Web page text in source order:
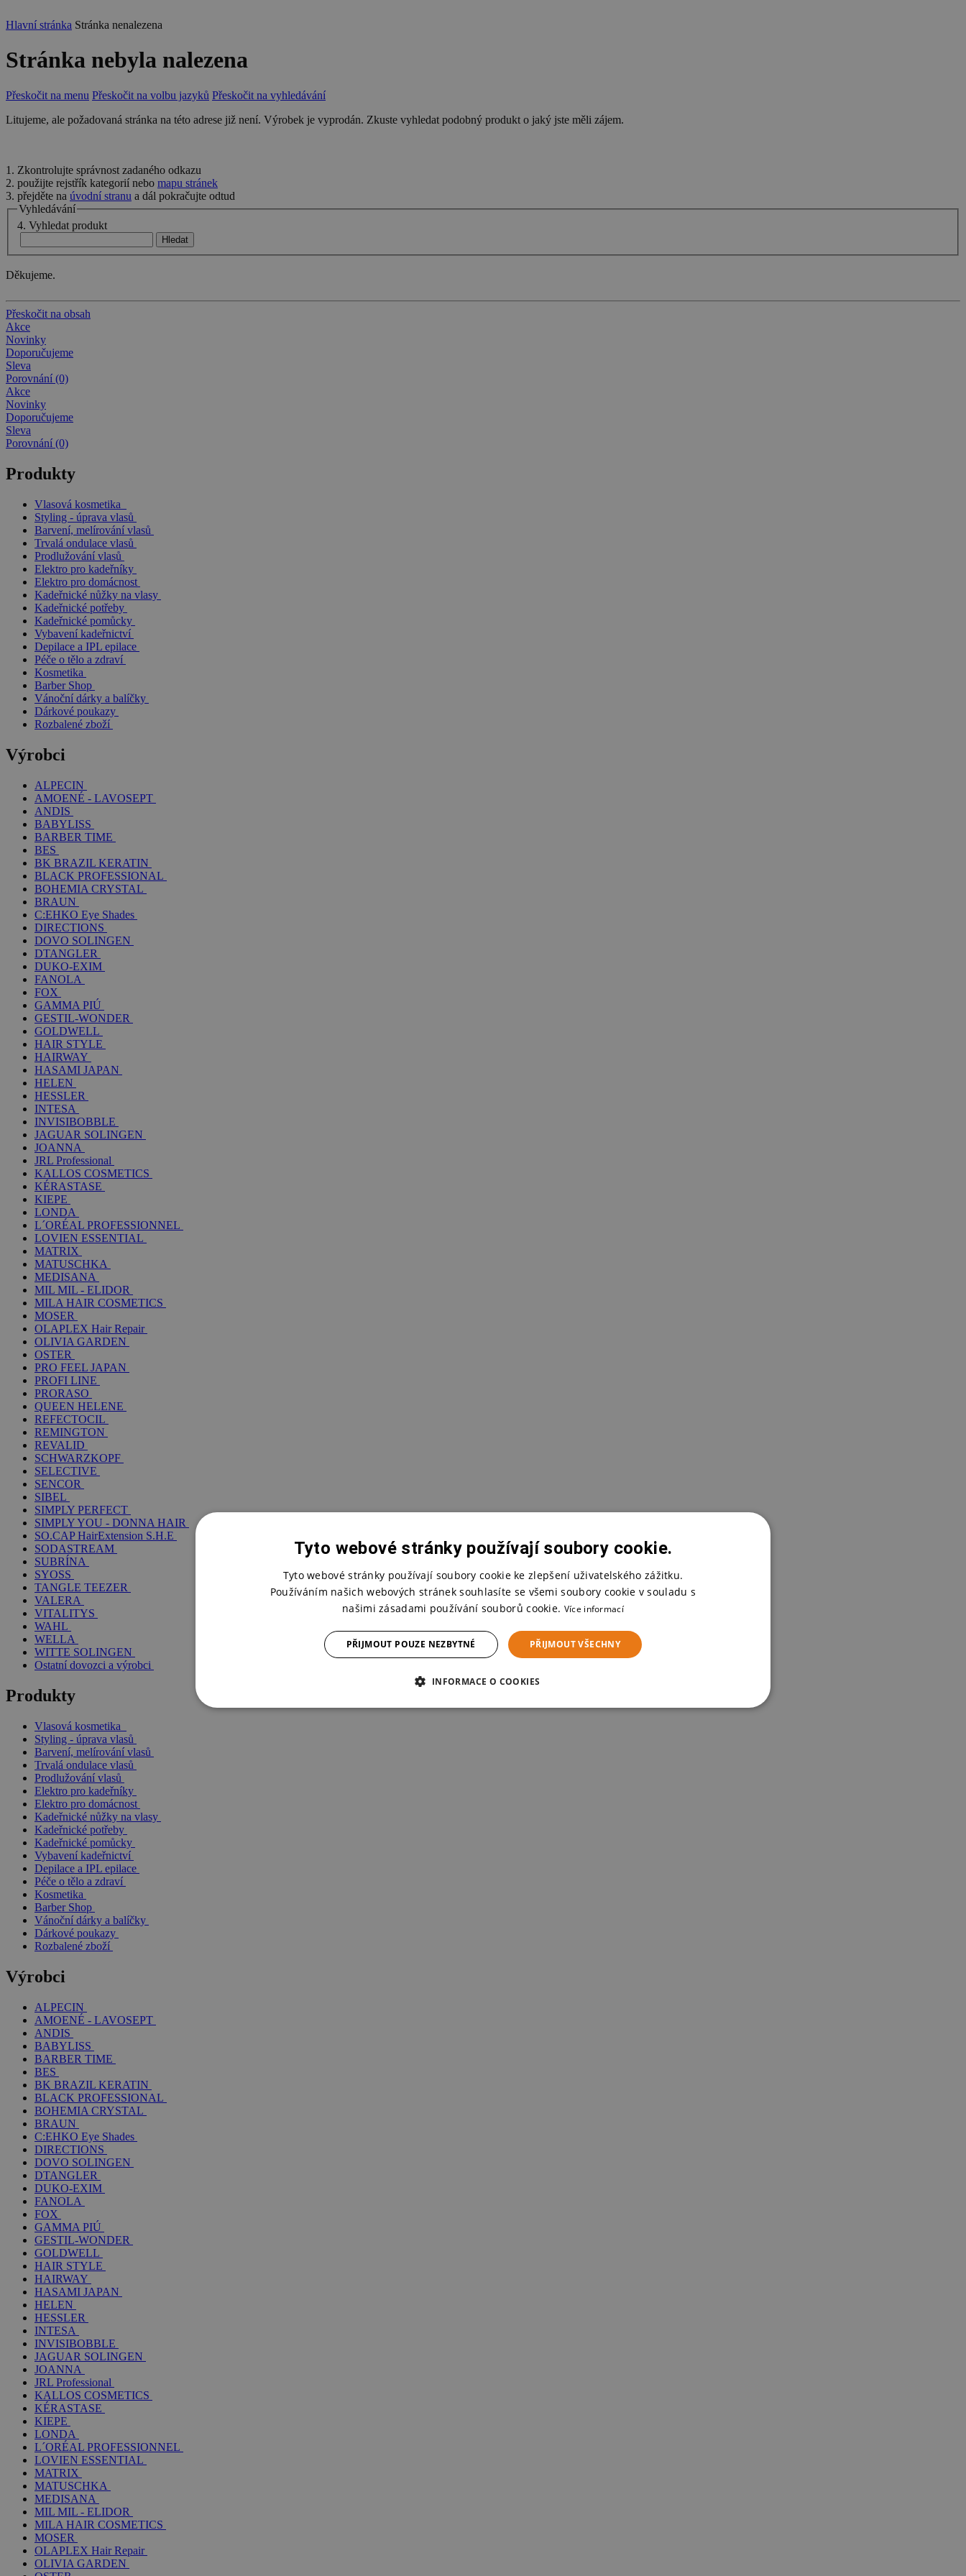
Hlavní stránka Stránka nenalezena
Stránka nebyla nalezena
Přeskočit na menu Přeskočit na volbu jazyků Přeskočit na vyhledávání
Litujeme, ale požadovaná stránka na této adrese již není. Výrobek je vyprodán. Zkuste vyhledat podobný produkt o jaký jste měli zájem.
1. Zkontrolujte správnost zadaného odkazu
2. použijte rejstřík kategorií nebo mapu stránek
3. přejděte na úvodní stranu a dál pokračujte odtud
4. Vyhledat produkt
Vyhledávání
Děkujeme.
Přeskočit na obsah
Akce
Novinky
Doporučujeme
Sleva
Porovnání (0)
Akce
Novinky
Doporučujeme
Sleva
Porovnání (0)
Produkty
Vlasová kosmetika
Styling - úprava vlasů
Barvení, melírování vlasů
Trvalá ondulace vlasů
Prodlužování vlasů
Elektro pro kadeřníky
Elektro pro domácnost
Kadeřnické nůžky na vlasy
Kadeřnické potřeby
Kadeřnické pomůcky
Vybavení kadeřnictví
Depilace a IPL epilace
Péče o tělo a zdraví
Kosmetika
Barber Shop
Vánoční dárky a balíčky
Dárkové poukazy
Rozbalené zboží
Výrobci
ALPECIN
AMOENÉ - LAVOSEPT
ANDIS
BABYLISS
BARBER TIME
BES
BK BRAZIL KERATIN
BLACK PROFESSIONAL
BOHEMIA CRYSTAL
BRAUN
C:EHKO Eye Shades
DIRECTIONS
DOVO SOLINGEN
DTANGLER
DUKO-EXIM
FANOLA
FOX
GAMMA PIÚ
GESTIL-WONDER
GOLDWELL
HAIR STYLE
HAIRWAY
HASAMI JAPAN
HELEN
HESSLER
INTESA
INVISIBOBBLE
JAGUAR SOLINGEN
JOANNA
JRL Professional
KALLOS COSMETICS
KÉRASTASE
KIEPE
LONDA
L´ORÉAL PROFESSIONNEL
LOVIEN ESSENTIAL
MATRIX
MATUSCHKA
MEDISANA
MIL MIL - ELIDOR
MILA HAIR COSMETICS
MOSER
OLAPLEX Hair Repair
OLIVIA GARDEN
OSTER
PRO FEEL JAPAN
PROFI LINE
PRORASO
QUEEN HELENE
REFECTOCIL
REMINGTON
REVALID
SCHWARZKOPF
SELECTIVE
SENCOR
SIBEL
SIMPLY PERFECT
SIMPLY YOU - DONNA HAIR
SO.CAP HairExtension S.H.E
SODASTREAM
SUBRÍNA
SYOSS
TANGLE TEEZER
VALERA
VITALITYS
WAHL
WELLA
WITTE SOLINGEN
Ostatní dovozci a výrobci
Produkty
Vlasová kosmetika
Styling - úprava vlasů
Barvení, melírování vlasů
Trvalá ondulace vlasů
Prodlužování vlasů
Elektro pro kadeřníky
Elektro pro domácnost
Kadeřnické nůžky na vlasy
Kadeřnické potřeby
Kadeřnické pomůcky
Vybavení kadeřnictví
Depilace a IPL epilace
Péče o tělo a zdraví
Kosmetika
Barber Shop
Vánoční dárky a balíčky
Dárkové poukazy
Rozbalené zboží
Výrobci
ALPECIN
AMOENÉ - LAVOSEPT
ANDIS
BABYLISS
BARBER TIME
BES
BK BRAZIL KERATIN
BLACK PROFESSIONAL
BOHEMIA CRYSTAL
BRAUN
C:EHKO Eye Shades
DIRECTIONS
DOVO SOLINGEN
DTANGLER
DUKO-EXIM
FANOLA
FOX
GAMMA PIÚ
GESTIL-WONDER
GOLDWELL
HAIR STYLE
HAIRWAY
HASAMI JAPAN
HELEN
HESSLER
INTESA
INVISIBOBBLE
JAGUAR SOLINGEN
JOANNA
JRL Professional
KALLOS COSMETICS
KÉRASTASE
KIEPE
LONDA
L´ORÉAL PROFESSIONNEL
LOVIEN ESSENTIAL
MATRIX
MATUSCHKA
MEDISANA
MIL MIL - ELIDOR
MILA HAIR COSMETICS
MOSER
OLAPLEX Hair Repair
OLIVIA GARDEN
Tyto webové stránky používají soubory cookie.
Tyto webové stránky používají soubory cookie ke zlepšení uživatelského zážitku.
Používáním našich webových stránek souhlasíte se všemi soubory cookie v souladu s
našimi zásadami používání souborů cookie. Více informací
PŘIJMOUT VŠECHNY
PŘIJMOUT POUZE NEZBYTNÉ
INFORMACE O COOKIES